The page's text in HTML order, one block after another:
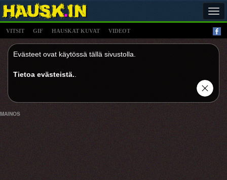
VITSIT GIF HAUSKAT KUVAT VIDEOT
Evästeet ovat käytössä tällä sivustolla.
Tietoa evästeistä.
MAINOS